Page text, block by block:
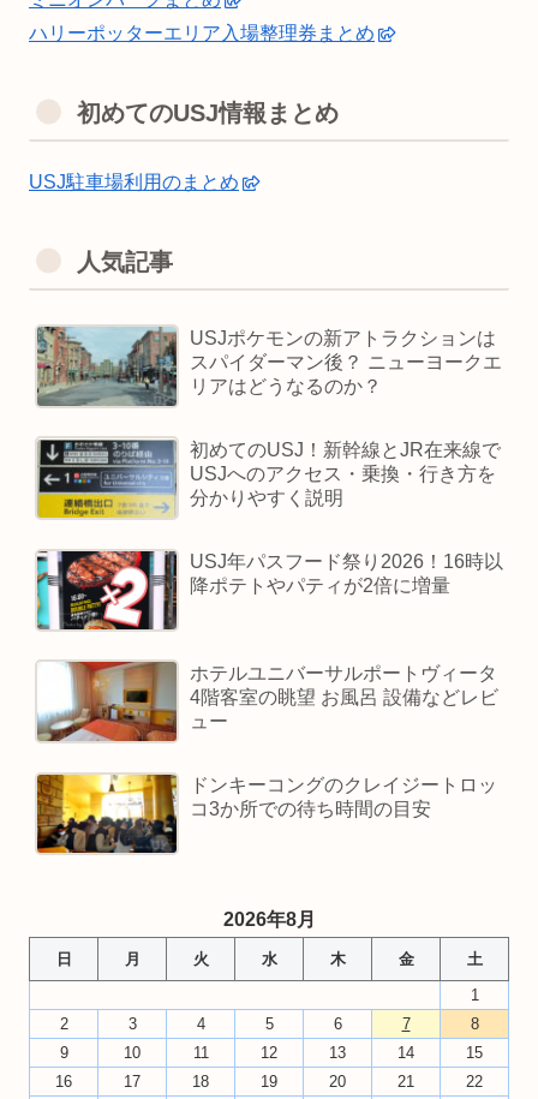
ハリーポッターエリア入場整理券まとめ
初めてのUSJ情報まとめ
USJ駐車場利用のまとめ
人気記事
USJポケモンの新アトラクションは
スパイダーマン後？ ニューヨークエ
リアはどうなるのか？
初めてのUSJ！新幹線とJR在来線で
USJへのアクセス・乗換・行き方を
分かりやすく説明
USJ年パスフード祭り2026！16時以
降ポテトやパティが2倍に増量
ホテルユニバーサルポートヴィータ
4階客室の眺望 お風呂 設備などレビ
ュー
ドンキーコングのクレイジートロッ
コ3か所での待ち時間の目安
2026年8月
日 月 火 水 木 金
土
1
2
3 4 5 6 7
8
9
10 11 12 13 14
15
16
17 18 19 20 21
22